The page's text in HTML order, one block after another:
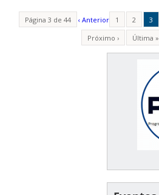
Página 3 de 44 ‹ Anterior 1 2 3
Próximo ›
Última »